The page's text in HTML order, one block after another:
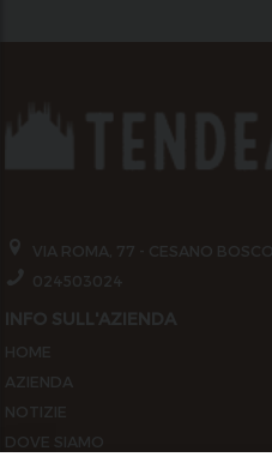
VIA ROMA, 77 - CESANO
024503024
INFO SULL'AZIENDA
HOME
AZIENDA
NOTIZIE
DOVE SIAMO